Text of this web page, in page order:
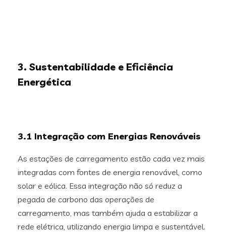
3. Sustentabilidade e Eficiência
Energética
3.1 Integração com Energias Renováveis
As estações de carregamento estão cada vez mais
integradas com fontes de energia renovável, como
solar e eólica. Essa integração não só reduz a
pegada de carbono das operações de
carregamento, mas também ajuda a estabilizar a
rede elétrica, utilizando energia limpa e sustentável.